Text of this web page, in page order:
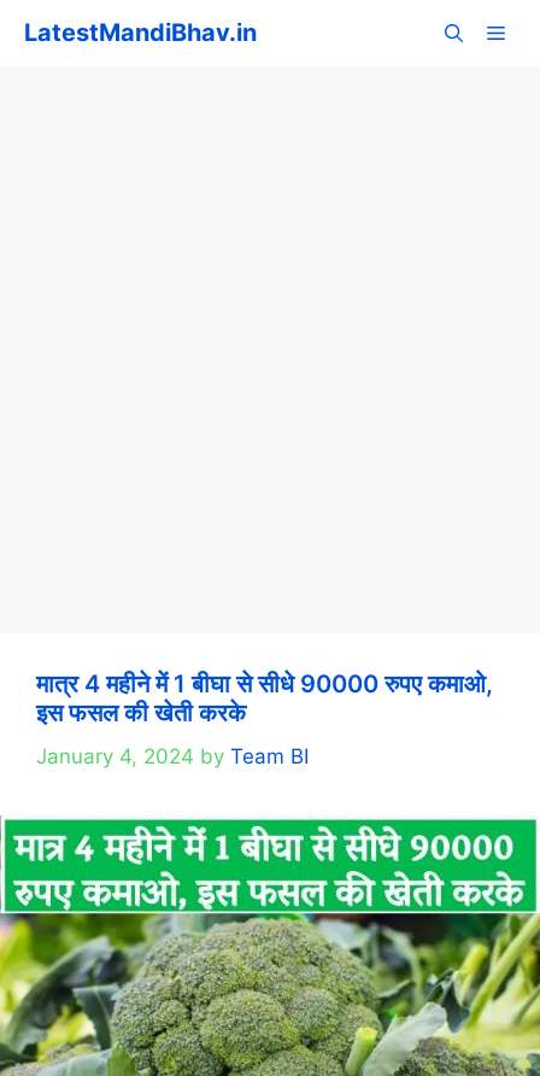
LatestMandiBhav.in
मात्र 4 महीने में 1 बीघा से सीधे 90000 रुपए कमाओ,
इस फसल की खेती करके
January 4, 2024 by Team BI